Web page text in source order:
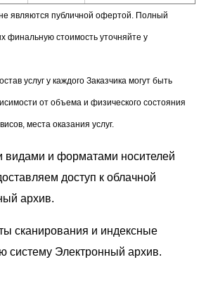
являются публичной офертой. Полный
финальную стоимость уточняйте у
услуг у каждого Заказчика могут быть
от объема и физического состояния
места оказания услуг.
видами и форматами носителей
доступ к облачной
архив.
сканирования и индексные
систему Электронный архив.